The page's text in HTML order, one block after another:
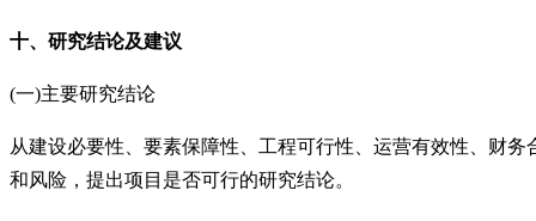
十、研究结论及建议
(一)主要研究结论
从建设必要性、要素保障性、工程可行性、运营有效性、财
和风险，提出项目是否可行的研究结论。